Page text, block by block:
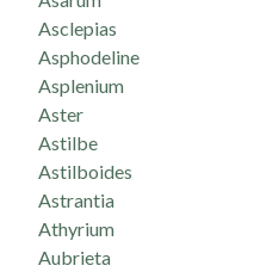
Asclepias
Asphodeline
Asplenium
Aster
Astilbe
Astilboides
Astrantia
Athyrium
Aubrieta